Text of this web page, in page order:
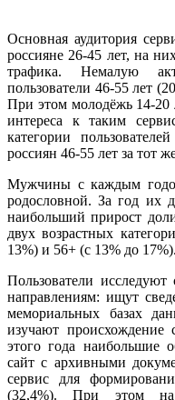
Основная аудитория
россияне 26-45 лет, на
трафика. Немалую
пользователи 46-55 лет
При этом молодёжь 14-20
интереса к таким
категории
россиян 46-55 лет за тот
Мужчины с каждым
родословной. За год их
наибольший прирост
двух возрастных
13%) и 56+ (с 13% до 17%).
Пользователи
направлениям: ищут
мемориальных базах
изучают
этого года наибольшие
сайт с архивными
сервис для
(32,4%). При этом на